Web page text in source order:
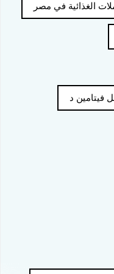
الغذائية في مصر
فيتامين د